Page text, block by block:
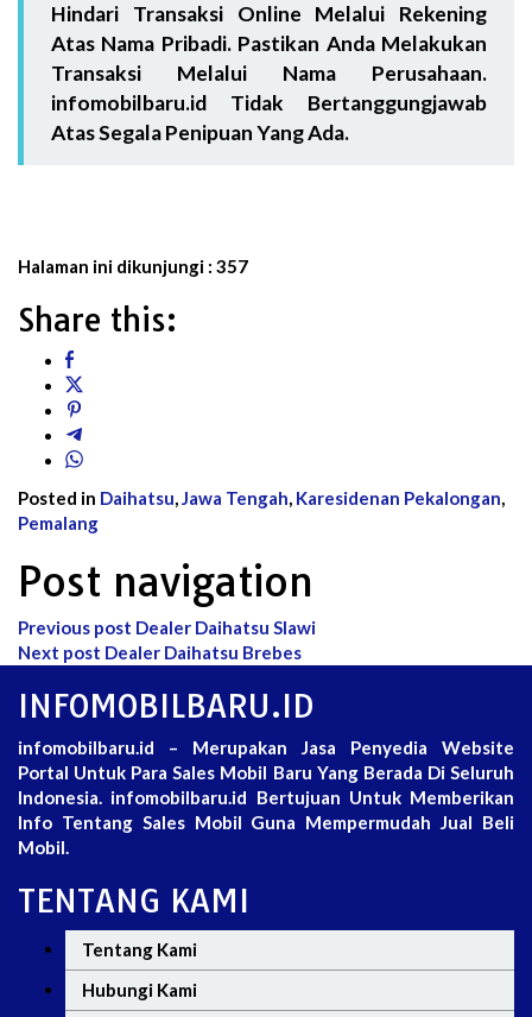
Hindari Transaksi Online Melalui Rekening
Atas Nama Pribadi. Pastikan Anda Melakukan
Transaksi Melalui Nama Perusahaan.
infomobilbaru.id Tidak Bertanggungjawab
Atas Segala Penipuan Yang Ada.
Halaman ini dikunjungi : 357
Share this:
Posted in Daihatsu Jawa Tengah Karesidenan Pekalongan
Pemalang
Post navigation
Previous post Dealer Daihatsu Slawi
Next post Dealer Daihatsu Brebes
INFOMOBILBARU.ID
infomobilbaru.id – Merupakan Jasa Penyedia Website
Portal Untuk Para Sales Mobil Baru Yang Berada Di Seluruh
Indonesia. infomobilbaru.id Bertujuan Untuk Memberikan
Info Tentang Sales Mobil Guna Mempermudah Jual Beli
Mobil.
TENTANG KAMI
Tentang Kami
Hubungi Kami